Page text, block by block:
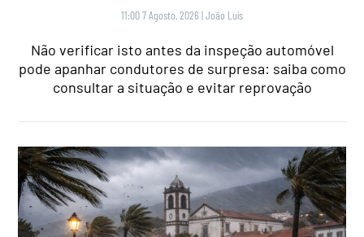
11:00 7 Agosto, 2026 |João Luís
Não verificar isto antes da inspeção automóvel
pode apanhar condutores de surpresa: saiba como
consultar a situação e evitar reprovação